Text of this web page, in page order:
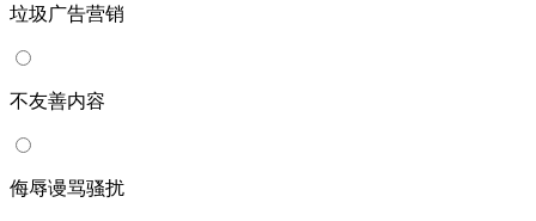
垃圾广告营销
不友善内容
侮辱谩骂骚扰